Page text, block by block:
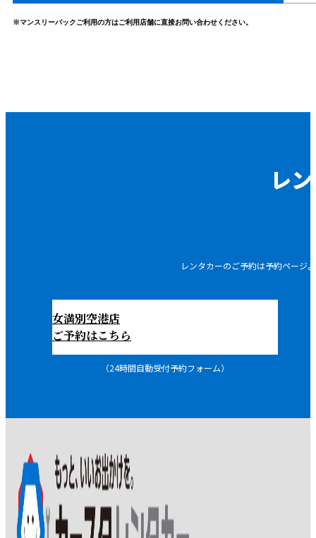
※マンスリーパックご利用の方はご利用店舗に直接お問い合わせください。
レ
レンタカーのご予約は予約ページ
女満別空港店
ご予約はこちら
（24時間自動受付予約フォーム）